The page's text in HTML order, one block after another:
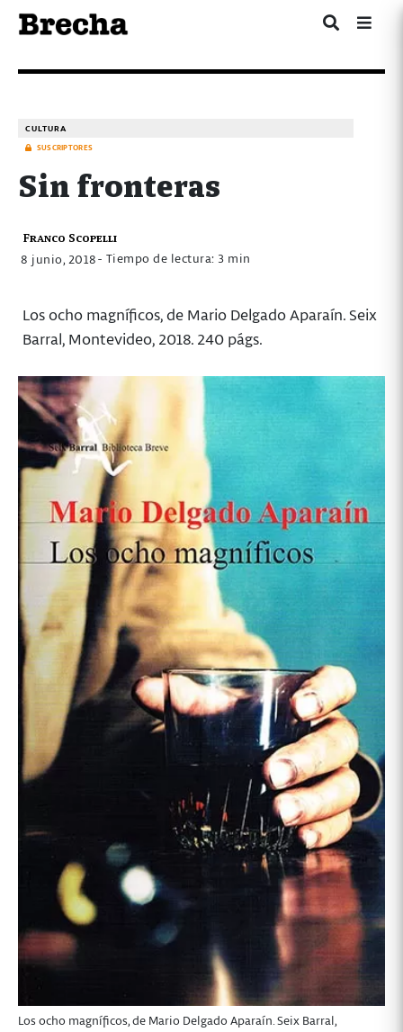
CULTURA
SUSCRIPTORES
Sin fronteras
Franco Scopelli
8 junio, 2018- Tiempo de lectura: 3 min
Los ocho magníficos, de Mario Delgado Aparaín. Seix
Barral, Montevideo, 2018. 240 págs.
Los ocho magníficos, de Mario Delgado Aparaín. Seix Barral,